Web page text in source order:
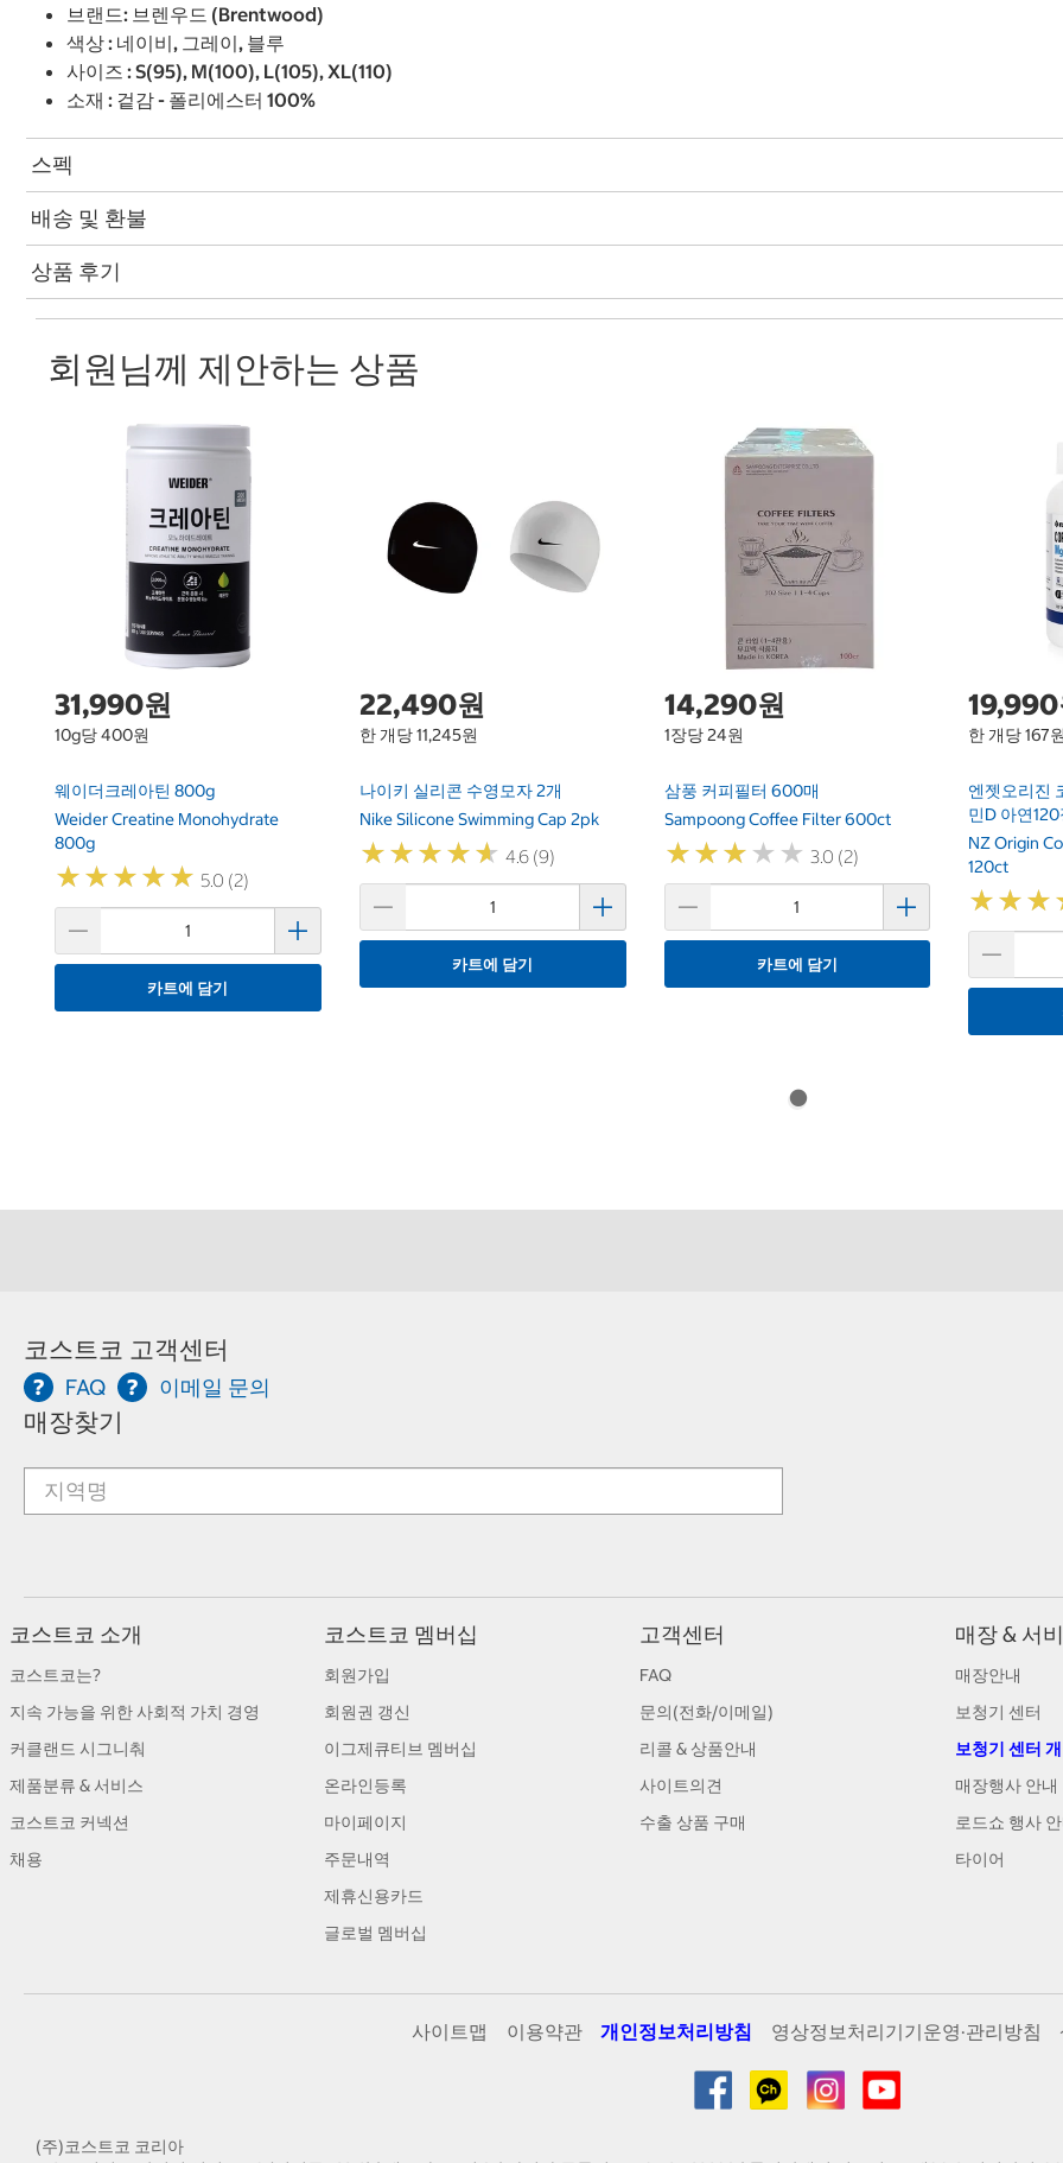
브랜드: 브렌우드 (Brentwood)
색상 : 네이비, 그레이, 블루
사이즈 : S(95), M(100), L(105), XL(110)
소재 : 겉감 - 폴리에스터 100%
스펙
배송 및 환불
상품 후기
회원님께 제안하는 상품
31,990원
10g당 400원
웨이더크레아틴 800g
Weider Creatine Monohydrate
800g
★★★★★
★★★★★ 5.0 (2)
카트에 담기
22,490원
한 개당 11,245원
나이키 실리콘 수영모자 2개
Nike Silicone Swimming Cap 2pk
★★★★★
★★★★★ 4.6 (9)
카트에 담기
14,290원
1장당 24원
삼풍 커피필터 600매
Sampoong Coffee Filter 600ct
★★★ ★ ★
★★★ ★ ★ 3.0 (2)
카트에 담기
한 개당 167
엔젯오리진
민D 아연
NZ Origin
120ct
★★★
★★★
코스트코 고객센터
FAQ 이메일 문의
매장찾기
코스트코 소개
코스트코는?
지속 가능을 위한 사회적 가치 경영
커클랜드 시그니춰
제품분류 & 서비스
코스트코 커넥션
채용
코스트코 멤버십
회원가입
회원권 갱신
이그제큐티브 멤버십
온라인등록
마이페이지
주문내역
제휴신용카드
글로벌 멤버십
고객센터
FAQ
문의(전화/이메일)
리콜 & 상품안내
사이트의견
수출 상품 구매
매장 & 서
매장안내
보청기 센터
보청기 센터
매장행사 안내
로드쇼 행사
타이어
사이트맵 이용약관 개인정보처리방침 영상정보처리기기운영·관리방침
(주)코스트코 코리아